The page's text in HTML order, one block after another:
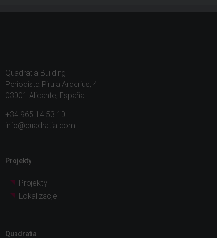
Quadratia Building
Periodista Pirula Arderius, 4
03001 Alicante, España
+34 965 14 53 10
info@quadratia.com
Projekty
Projekty
Lokalizacje
Quadratia